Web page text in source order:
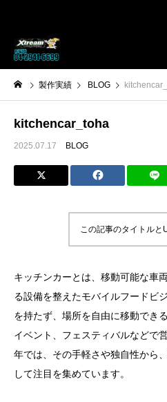
製作実績 BLOG
kitchencar_toha
2025.07.17 BLOG
この記事のタイトルと
キッチンカーとは、移動可能な車
る設備を整えたモバイルフードビ
を持たず、場所を自由に移動でき
イベント、フェスティバルなどで
年では、その手軽さや独自性から
して注目を集めています。